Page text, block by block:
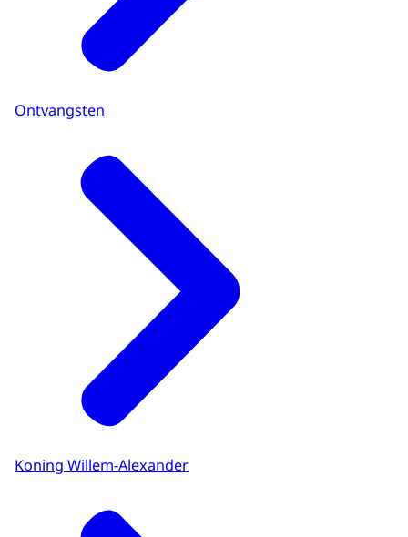
Ontvangsten
Koning Willem-Alexander